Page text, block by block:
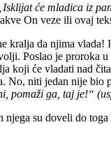
„Isklijat će mladica iz
On veze ili ovaj
kralja da njima vlada!
Poslao je proroka
koji će vladati nad
No, niti jedan nije bio
pomaži ga, taj je!“
su doveli do toga